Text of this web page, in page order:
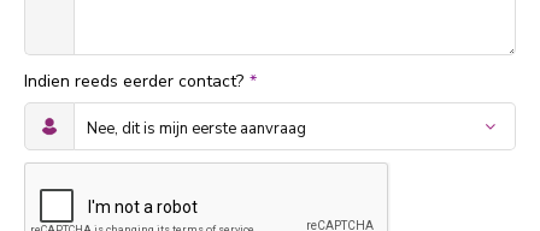
Indien reeds eerder contact? *